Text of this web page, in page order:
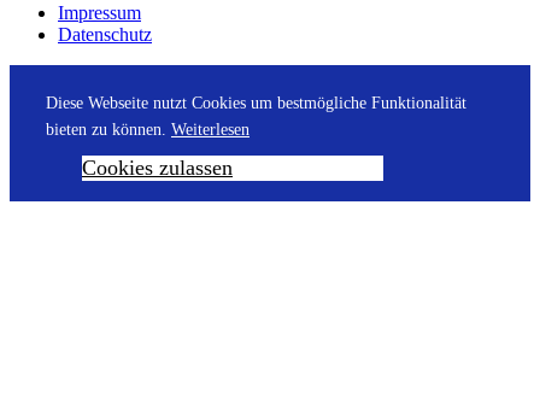
Impressum
Datenschutz
Diese Webseite nutzt Cookies um bestmögliche Funktionalität
bieten zu können. Weiterlesen
Cookies zulassen